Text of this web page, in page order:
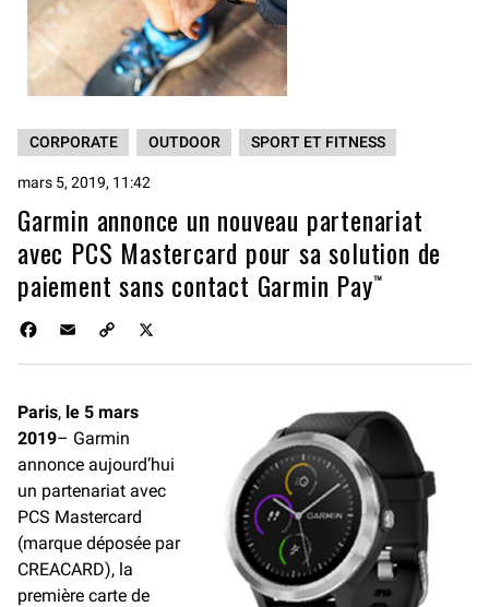
CORPORATE OUTDOOR SPORT ET FITNESS
mars 5, 2019, 11:42
Garmin annonce un nouveau partenariat
avec PCS Mastercard pour sa solution de
paiement sans contact Garmin Pay™
b
o
o
l
L
i
n
k
Paris, le 5 mars
2019– Garmin
annonce aujourd’hui
un partenariat avec
PCS Mastercard
(marque déposée par
CREACARD), la
première carte de